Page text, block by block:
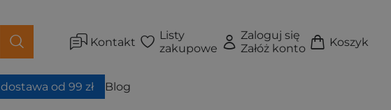
Kontakt
Listy
zakupowe
Zaloguj się
Załóż konto
Koszyk
od 99 zł Blog